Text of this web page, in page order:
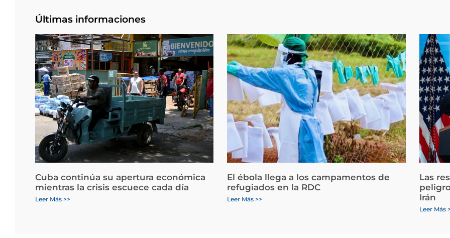
Últimas informaciones
Cuba continúa su apertura económica
mientras la crisis escuece cada día
Leer Más >>
El ébola llega a los campamentos de
refugiados en la RDC
Leer Más >>
Las
Irán
Leer Más